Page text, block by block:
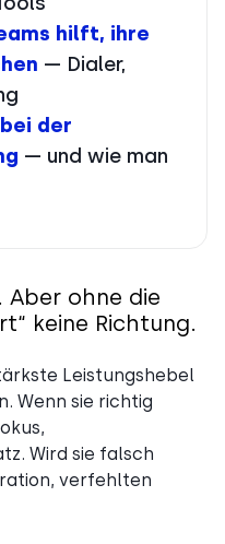
hilft, ihre
— Dialer,
der
— und wie man
ohne die
keine Richtung.
Leistungshebel
Wenn sie richtig
Wird sie falsch
verfehlten